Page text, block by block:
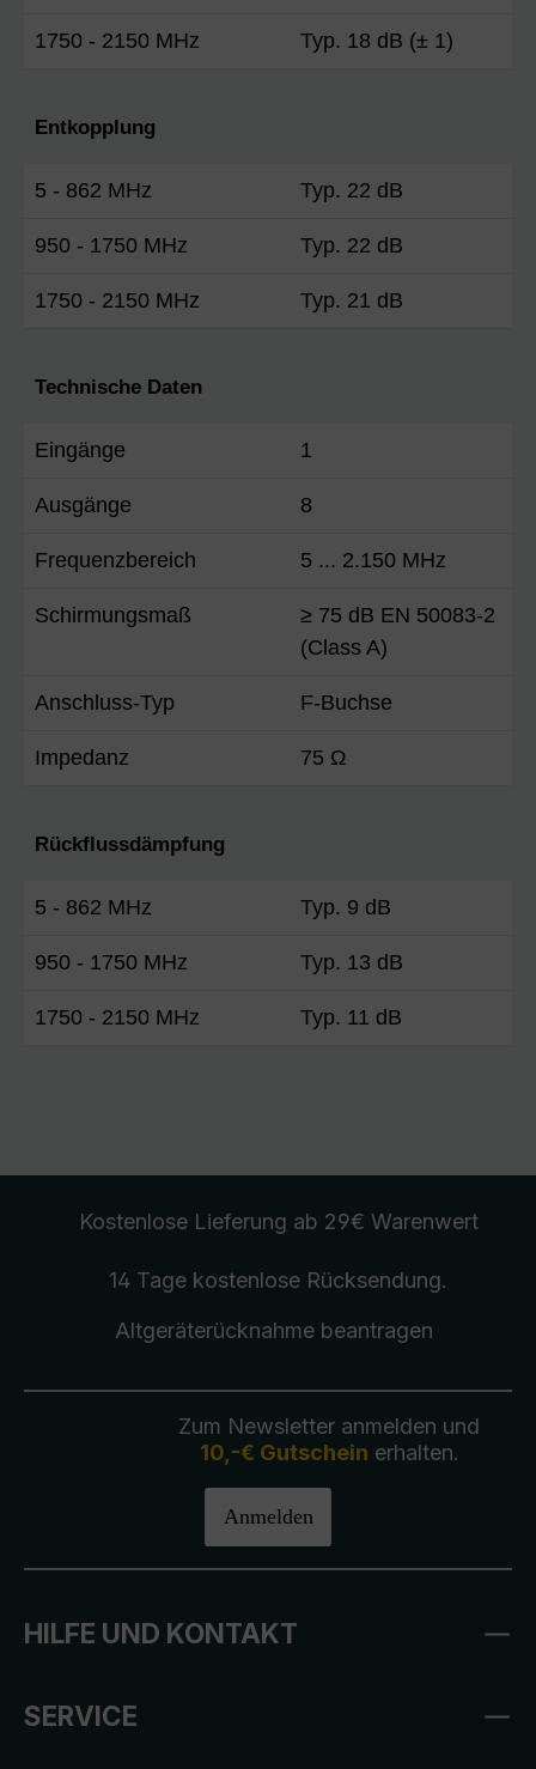
1750 - 2150 MHz Typ. 18 dB (± 1)
Entkopplung
5 - 862 MHz Typ. 22 dB
950 - 1750 MHz Typ. 22 dB
1750 - 2150 MHz Typ. 21 dB
Technische Daten
Eingänge 1
Ausgänge 8
Frequenzbereich 5 ... 2.150 MHz
Schirmungsmaß
≥ 75 dB EN 50083-2
(Class A)
Anschluss-Typ F-Buchse
Impedanz 75 Ω
Rückflussdämpfung
5 - 862 MHz Typ. 9 dB
950 - 1750 MHz Typ. 13 dB
1750 - 2150 MHz Typ. 11 dB
Kostenlose Lieferung ab 29€ Warenwert
14 Tage kostenlose Rücksendung.
Altgeräterücknahmebeantragen
Zum Newsletter anmelden und
10,-€ Gutschein erhalten.
Anmelden
HILFE UND KONTAKT
SERVICE